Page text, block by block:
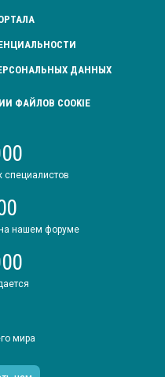
ДАННЫХ
ФАЙЛОВ COOKIE
специалистов
нашем форуме
мира